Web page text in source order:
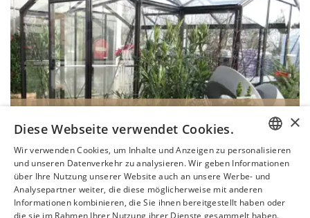
ORANGERIE AURÉLIE
Breite:3,71 m
Länge:3,03 m
Firsthöhe:2,35 m
Wandtyp:Gerade Wände
Farbe:Blackline
DUTCH
GERMAN
FRENCH
×
Diese Webseite verwendet Cookies.
Wir verwenden Cookies, um Inhalte und Anzeigen zu personalisieren
und unseren Datenverkehr zu analysieren. Wir geben Informationen
über Ihre Nutzung unserer Website auch an unsere Werbe- und
Analysepartner weiter, die diese möglicherweise mit anderen
Informationen kombinieren, die Sie ihnen bereitgestellt haben oder
die sie im Rahmen Ihrer Nutzung ihrer Dienste gesammelt haben.